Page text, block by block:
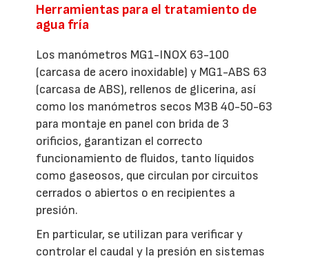
Herramientas para el tratamiento de
agua fría
Los manómetros MG1-INOX 63-100
(carcasa de acero inoxidable) y MG1-ABS 63
(carcasa de ABS), rellenos de glicerina, así
como los manómetros secos M3B 40-50-63
para montaje en panel con brida de 3
orificios, garantizan el correcto
funcionamiento de fluidos, tanto líquidos
como gaseosos, que circulan por circuitos
cerrados o abiertos o en recipientes a
presión.
En particular, se utilizan para verificar y
controlar el caudal y la presión en sistemas